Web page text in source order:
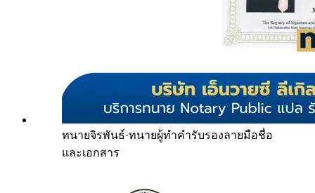
ทนายจิรพันธ์·ทนายผู้ทำคำรับรองลายมือชื่อ
และเอกสาร